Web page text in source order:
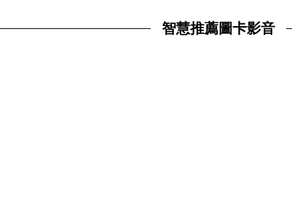
智慧推薦圖卡影音